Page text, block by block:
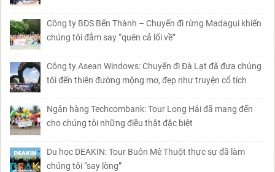
Công ty BĐS Bến Thành – Chuyến đi rừng Madagui khiến
chúng tôi đắm say “quên cả lối về”
Công ty Asean Windows: Chuyến đi Đà Lạt đã đưa chúng
tôi đến thiên đường mộng mơ, đẹp như truyện cổ tích
Ngân hàng Techcombank: Tour Long Hải đã mang đến
cho chúng tôi những điều thật đặc biệt
Du học DEAKIN: Tour Buôn Mê Thuột thực sự đã làm
chúng tôi “say lòng”